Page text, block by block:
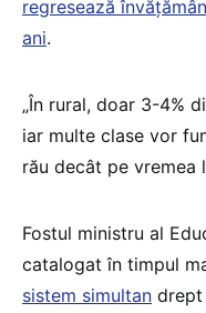
regresează
ani.
„În rural, doar 3-4%
iar multe clase vor
rău decât pe vremea
Fostul ministru al
catalogat în timpul
sistem simultan drept